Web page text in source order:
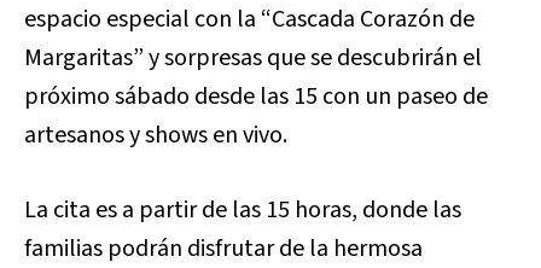
espacio especial con la “Cascada Corazón de
Margaritas” y sorpresas que se descubrirán el
próximo sábado desde las 15 con un paseo de
artesanos y shows en vivo.
La cita es a partir de las 15 horas, donde las
familias podrán disfrutar de la hermosa